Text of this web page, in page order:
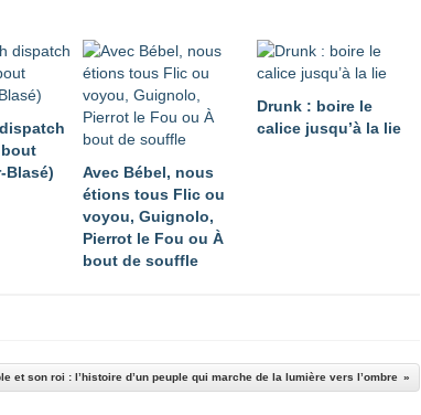
Blasé)
Avec Bébel, nous
étions tous Flic ou
voyou, Guignolo,
Pierrot le Fou ou À
bout de souffle
Drunk : boire le
calice jusqu’à la lie
et son roi : l’histoire d’un peuple qui marche de la lumière vers l’ombre